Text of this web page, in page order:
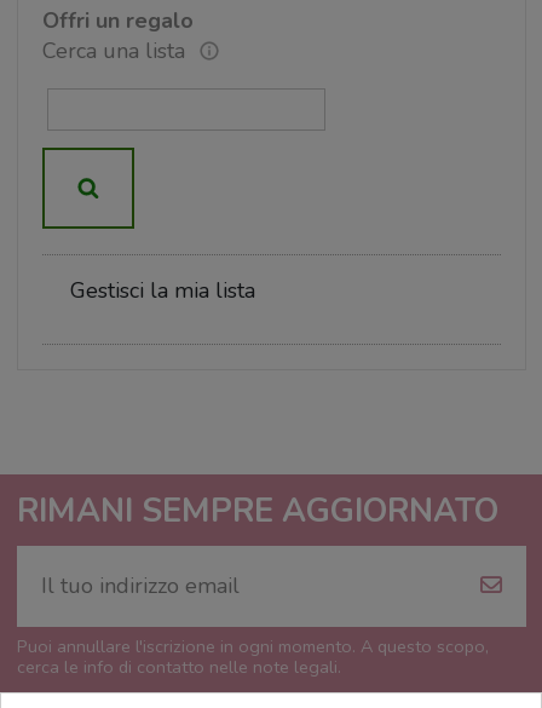
Offri un regalo
Cerca una lista
Gestisci la mia lista
RIMANI SEMPRE AGGIORNATO
Puoi annullare l'iscrizione in ogni momento. A questo scopo,
cerca le info di contatto nelle note legali.